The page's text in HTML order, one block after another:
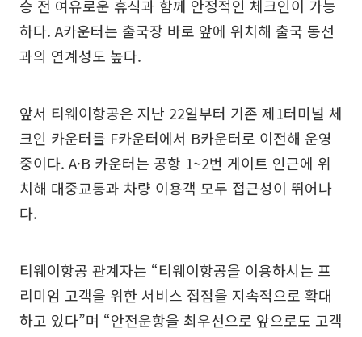
승 전 여유로운 휴식과 함께 안정적인 체크인이 가능
하다. A카운터는 출국장 바로 앞에 위치해 출국 동선
과의 연계성도 높다.
앞서 티웨이항공은 지난 22일부터 기존 제1터미널 체
크인 카운터를 F카운터에서 B카운터로 이전해 운영
중이다. A·B 카운터는 공항 1~2번 게이트 인근에 위
치해 대중교통과 차량 이용객 모두 접근성이 뛰어나
다.
티웨이항공 관계자는 “티웨이항공을 이용하시는 프
리미엄 고객을 위한 서비스 접점을 지속적으로 확대
하고 있다”며 “안전운항을 최우선으로 앞으로도 고객